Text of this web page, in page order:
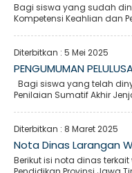
Bagi siswa yang sudah
Kompetensi Keahlian dan
Diterbitkan : 5 Mei 2025
PENGUMUMAN
Bagi siswa yang telah
Penilaian Sumatif Akhir
Diterbitkan : 8 Maret 2025
Nota Dinas Larangan
Berikut isi nota dinas